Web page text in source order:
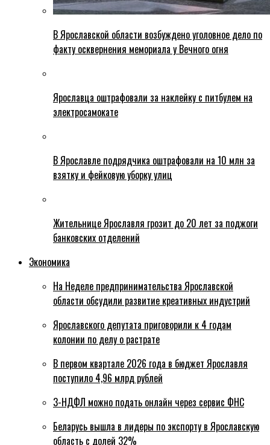
В Ярославской области возбуждено уголовное дело по
факту осквернения мемориала у Вечного огня
Ярославца оштрафовали за наклейку с питбулем на
электросамокате
В Ярославле подрядчика оштрафовали на 10 млн за
взятку и фейковую уборку улиц
Жительнице Ярославля грозит до 20 лет за поджоги
банковских отделений
Экономика
На Неделе предпринимательства Ярославской
области обсудили развитие креативных индустрий
Ярославского депутата приговорили к 4 годам
колонии по делу о растрате
В первом квартале 2026 года в бюджет Ярославля
поступило 4,96 млрд рублей
3-НДФЛ можно подать онлайн через сервис ФНС
Беларусь вышла в лидеры по экспорту в Ярославскую
область с долей 32%